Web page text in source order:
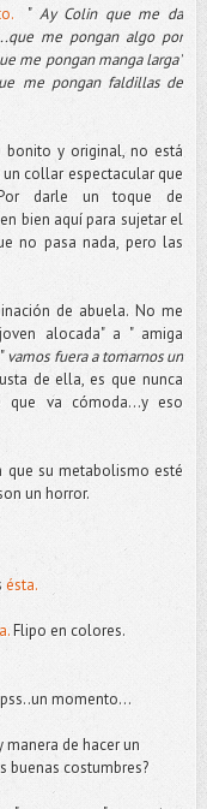
" Ay Colin que me da
me pongan algo por
me pongan manga larga"
me pongan faldillas de
bonito y original, no está
collar espectacular que
darle un toque de
bien aquí para sujetar el
no pasa nada, pero las
de abuela. No me
alocada" a " amiga
vamos fuera a tomarnos un
de ella, es que nunca
que va cómoda...y eso
que su metabolismo esté
un horror.
ésta.
Flipo en colores.
momento...
manera de hacer un
buenas costumbres?